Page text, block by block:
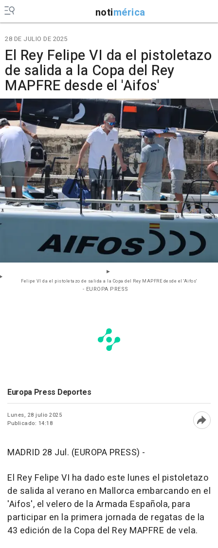
notimérica
28 DE JULIO DE 2025
El Rey Felipe VI da el pistoletazo
de salida a la Copa del Rey
MAPFRE desde el 'Aifos'
Felipe VI da el pistoletazo de salida a la Copa del Rey MAPFRE desde el 'Aifos'
- EUROPA PRESS
Europa Press Deportes
Lunes, 28 julio 2025
Publicado: 14:18
MADRID 28 Jul. (EUROPA PRESS) -
El Rey Felipe VI ha dado este lunes el pistoletazo
de salida al verano en Mallorca embarcando en el
'Aifos', el velero de la Armada Española, para
participar en la primera jornada de regatas de la
43 edición de la Copa del Rey MAPFRE de vela.